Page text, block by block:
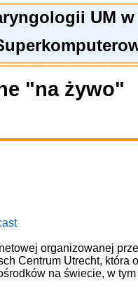
UM w
"na żywo"
organizowanej
Centrum Utrecht, która
na świecie, w